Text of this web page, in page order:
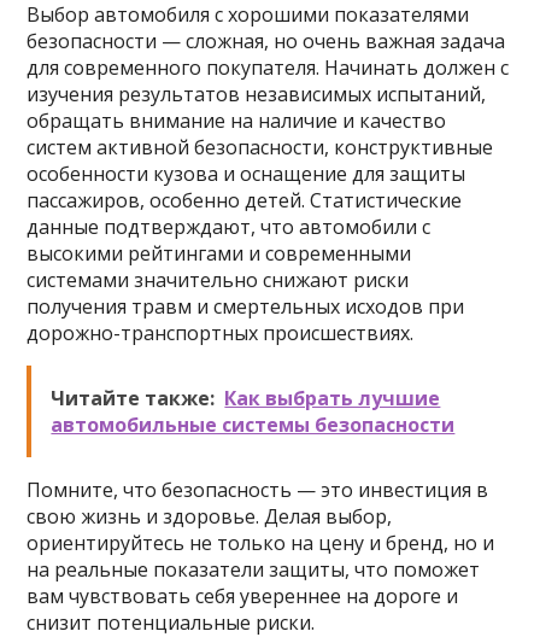
Выбор автомобиля с хорошими показателями
безопасности — сложная, но очень важная задача
для современного покупателя. Начинать должен с
изучения результатов независимых испытаний,
обращать внимание на наличие и качество
систем активной безопасности, конструктивные
особенности кузова и оснащение для защиты
пассажиров, особенно детей. Статистические
данные подтверждают, что автомобили с
высокими рейтингами и современными
системами значительно снижают риски
получения травм и смертельных исходов при
дорожно-транспортных происшествиях.
Читайте также: Как выбрать лучшие
автомобильные системы безопасности
Помните, что безопасность — это инвестиция в
свою жизнь и здоровье. Делая выбор,
ориентируйтесь не только на цену и бренд, но и
на реальные показатели защиты, что поможет
вам чувствовать себя увереннее на дороге и
снизит потенциальные риски.